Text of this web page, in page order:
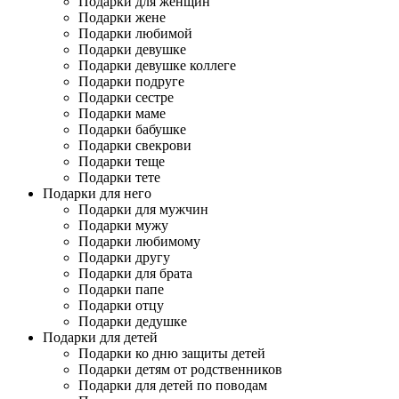
Подарки жене
Подарки любимой
Подарки девушке
Подарки девушке коллеге
Подарки подруге
Подарки сестре
Подарки маме
Подарки бабушке
Подарки свекрови
Подарки теще
Подарки тете
Подарки для него
Подарки для мужчин
Подарки мужу
Подарки любимому
Подарки другу
Подарки для брата
Подарки папе
Подарки отцу
Подарки дедушке
Подарки для детей
Подарки ко дню защиты детей
Подарки детям от родственников
Подарки для детей по поводам